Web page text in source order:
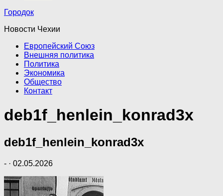
Городок
Новости Чехии
Европейский Союз
Внешняя политика
Политика
Экономика
Общество
Контакт
deb1f_henlein_konrad3x
deb1f_henlein_konrad3x
- · 02.05.2026